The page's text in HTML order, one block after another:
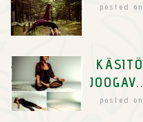
posted
posted